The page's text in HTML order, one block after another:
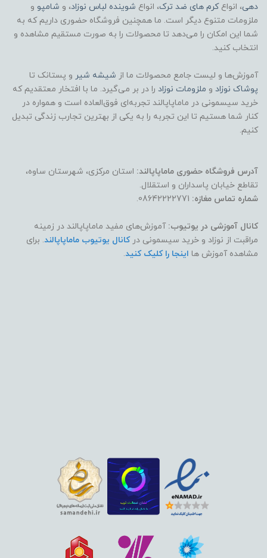
دهی، انواعکرم های ضد ترک، انواع شوینده لباس نوزاد، و شامپو و
ملزومات متنوع دیگر است. ما همچنین فروشگاه حضوری داریم که به
شما این امکان را می‌دهد تا محصولات را به صورت مستقیم مشاهده و
انتخاب کنید.
آموزش‌ها و لیست جامع محصولات ما از شیشه شیر و پستانک تا
پوشاک نوزاد و ملزومات نوزاد را در بر می‌گیرد. ما با افتخار معتقدیم که
خرید سیسمونی در ماماپاپالند تجربه‌ای فوق‌العاده است و همواره در
کنار شما هستیم تا این تجربه را به یکی از بهترین تجارب زندگی تبدیل
کنیم.
آدرس فروشگاه حضوری ماماپاپالند: استان مرکزی، شهرستان ساوه،
تقاطع خیابان پاسداران و استقلال.
شماره تماس مغازه:
کانال آموزشی در یوتیوب: آموزش‌های مفید ماماپاپالند در زمینه
مراقبت از نوزاد و خرید سیسمونی درکانال یوتیوب ماماپاپالند. برای
مشاهده آموزش ها اینجا را کلیک کنید.